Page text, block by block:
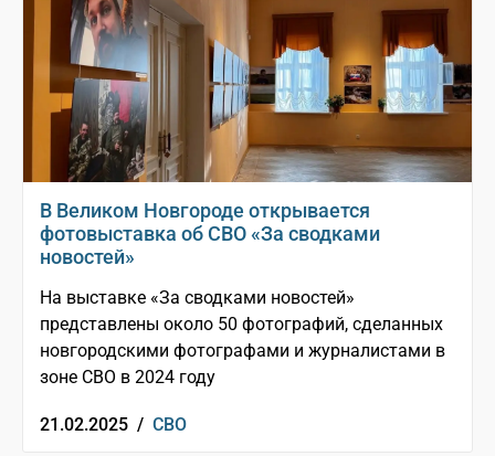
В Великом Новгороде открывается
фотовыставка об СВО «За сводками
новостей»
На выставке «За сводками новостей»
представлены около 50 фотографий, сделанных
новгородскими фотографами и журналистами в
зоне СВО в 2024 году
21.02.2025 / СВО